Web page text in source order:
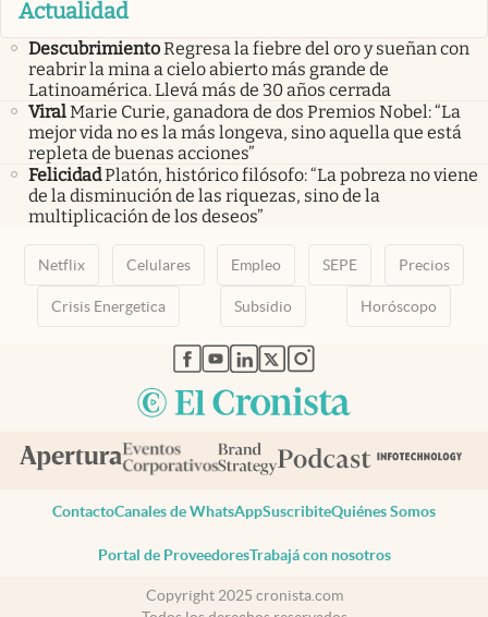
Actualidad
DescubrimientoRegresa la fiebre del oro y sueñan con
reabrir la mina a cielo abierto más grande de
Latinoamérica. Llevá más de 30 años cerrada
ViralMarie Curie, ganadora de dos Premios Nobel: “La
mejor vida no es la más longeva, sino aquella que está
repleta de buenas acciones”
FelicidadPlatón, histórico filósofo: “La pobreza no viene
de la disminución de las riquezas, sino de la
multiplicación de los deseos”
Netflix Celulares Empleo SEPE Precios
Crisis Energetica Subsidio Horóscopo
abre en nueva pestaña
abre en nueva pestaña
abre en nueva pestaña
abre en nueva pestaña
abre en nueva pestaña
ContactoCanales de WhatsAppSuscribiteQuiénes Somos
Portal de ProveedoresTrabajá con nosotros
Copyright 2025 cronista.com